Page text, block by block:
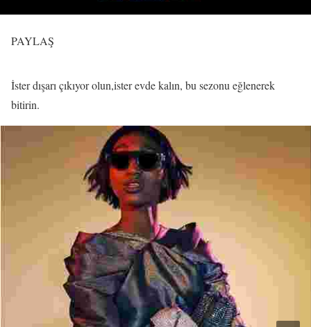
PAYLAŞ
İster dışarı çıkıyor olun,ister evde kalın, bu sezonu eğlenerek
bitirin.